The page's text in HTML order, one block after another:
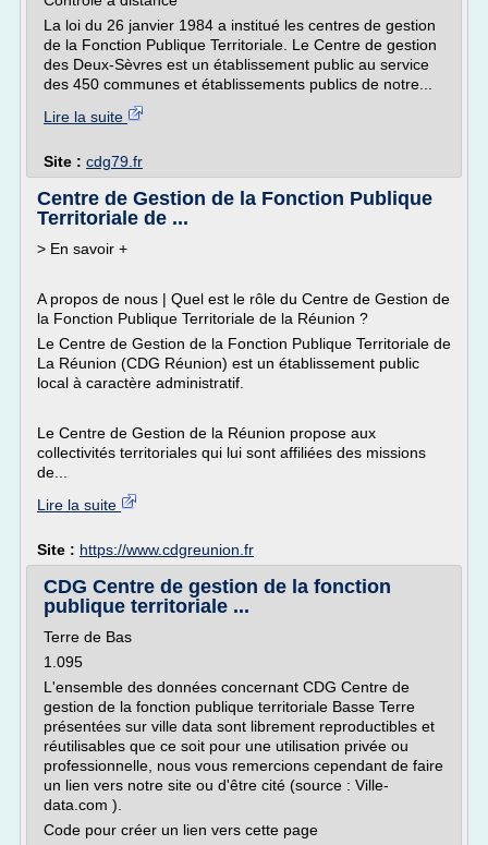
La loi du 26 janvier 1984 a institué les centres de gestion
de la Fonction Publique Territoriale. Le Centre de gestion
des Deux-Sèvres est un établissement public au service
des 450 communes et établissements publics de notre...
Lire la suite
Site : cdg79.fr
Centre de Gestion de la Fonction Publique
Territoriale de ...
> En savoir +
A propos de nous | Quel est le rôle du Centre de Gestion de
la Fonction Publique Territoriale de la Réunion ?
Le Centre de Gestion de la Fonction Publique Territoriale de
La Réunion (CDG Réunion) est un établissement public
local à caractère administratif.
Le Centre de Gestion de la Réunion propose aux
collectivités territoriales qui lui sont affiliées des missions
de...
Lire la suite
Site : https://www.cdgreunion.fr
CDG Centre de gestion de la fonction
publique territoriale ...
Terre de Bas
1.095
L'ensemble des données concernant CDG Centre de
gestion de la fonction publique territoriale Basse Terre
présentées sur ville data sont librement reproductibles et
réutilisables que ce soit pour une utilisation privée ou
professionnelle, nous vous remercions cependant de faire
un lien vers notre site ou d'être cité (source : Ville-
data.com ).
Code pour créer un lien vers cette page